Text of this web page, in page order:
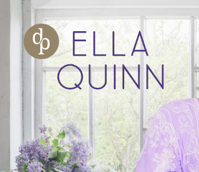
Zum Haupt-Inhalt springen
Zur Navigation springen
Zur Website-Suche springen